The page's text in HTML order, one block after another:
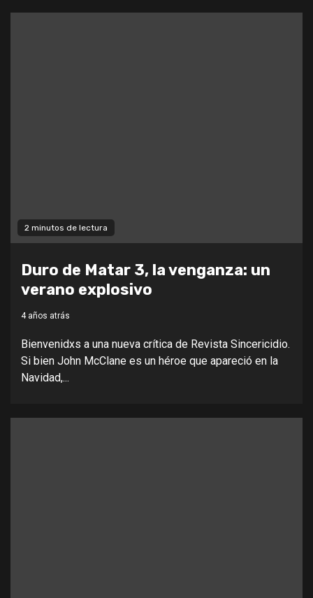
2 minutos de lectura
Duro de Matar 3, la venganza: un
verano explosivo
4 años atrás
Bienvenidxs a una nueva crítica de Revista Sincericidio.
Si bien John McClane es un héroe que apareció en la
Navidad,...